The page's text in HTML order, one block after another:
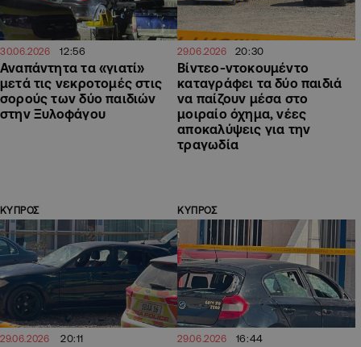
30.06.2026 12:56
Αναπάντητα τα «γιατί»
μετά τις νεκροτομές στις
σορούς των δύο παιδιών
στην Ξυλοφάγου
29.06.2026 20:30
Βίντεο-ντοκουμέντο
καταγράφει τα δύο παιδιά
να παίζουν μέσα στο
μοιραίο όχημα, νέες
αποκαλύψεις για την
τραγωδία
ΚΥΠΡΟΣ
29.06.2026 20:11
ΚΥΠΡΟΣ
29.06.2026 16:44